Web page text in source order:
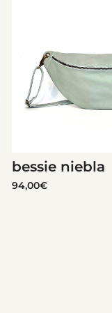
bessie niebla
94,00€